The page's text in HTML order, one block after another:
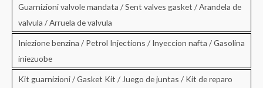
Guarnizioni valvole mandata / Sent valves gasket / Arandela de
valvula / Arruela de valvula
Iniezione benzina / Petrol Injections / Inyeccion nafta / Gasolina
iniezuobe
Kit guarnizioni / Gasket Kit / Juego de juntas / Kit de reparo